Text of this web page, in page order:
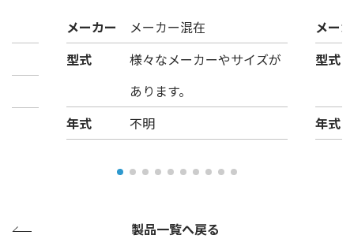
メーカー
メーカー混在
型式
様々なメーカーやサイズが
あります。
年式
不明
メー
型式
年式
製品一覧へ戻る